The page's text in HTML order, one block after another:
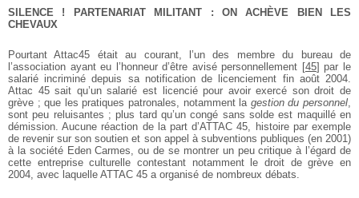
SILENCE ! PARTENARIAT MILITANT : ON ACHÈVE BIEN LES
CHEVAUX
Pourtant Attac45 était au courant, l’un des membre du bureau de
l’association ayant eu l’honneur d’être avisé personnellement [45] par le
salarié incriminé depuis sa notification de licenciement fin août 2004.
Attac 45 sait qu’un salarié est licencié pour avoir exercé son droit de
grève ; que les pratiques patronales, notamment la gestion du personnel,
sont peu reluisantes ; plus tard qu’un congé sans solde est maquillé en
démission. Aucune réaction de la part d’ATTAC 45, histoire par exemple
de revenir sur son soutien et son appel à subventions publiques (en 2001)
à la société Eden Carmes, ou de se montrer un peu critique à l’égard de
cette entreprise culturelle contestant notamment le droit de grève en
2004, avec laquelle ATTAC 45 a organisé de nombreux débats.